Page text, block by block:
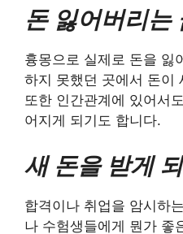
돈 잃어버리는
흉몽으로 실제로 돈을 잃
하지 못했던 곳에서 돈이
또한 인간관계에 있어서
어지게 되기도 합니다.
새 돈을 받게
합격이나 취업을 암시하
나 수험생들에게 뭔가 좋